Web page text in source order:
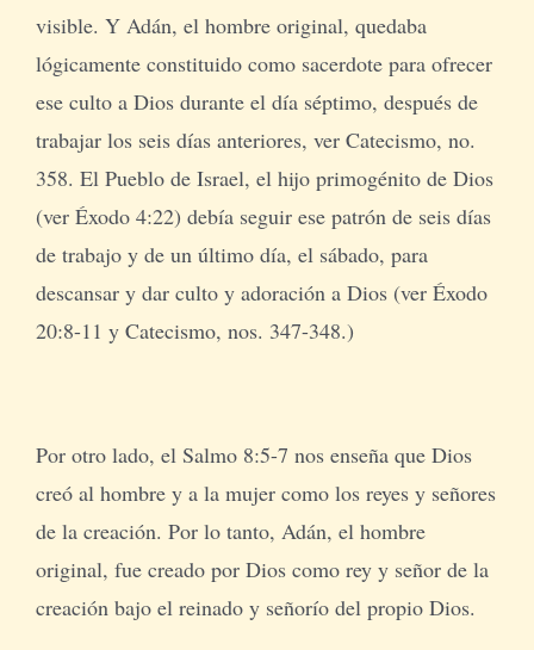
visible. Y Adán, el hombre original, quedaba
lógicamente constituido como sacerdote para ofrecer
ese culto a Dios durante el día séptimo, después de
trabajar los seis días anteriores, ver Catecismo, no.
358. El Pueblo de Israel, el hijo primogénito de Dios
(ver Éxodo 4:22) debía seguir ese patrón de seis días
de trabajo y de un último día, el sábado, para
descansar y dar culto y adoración a Dios (ver Éxodo
20:8-11 y Catecismo, nos. 347-348.)
Por otro lado, el Salmo 8:5-7 nos enseña que Dios
creó al hombre y a la mujer como los reyes y señores
de la creación. Por lo tanto, Adán, el hombre
original, fue creado por Dios como rey y señor de la
creación bajo el reinado y señorío del propio Dios.